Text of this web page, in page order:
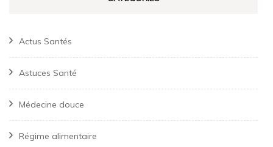
Actus Santés
Astuces Santé
Médecine douce
Régime alimentaire